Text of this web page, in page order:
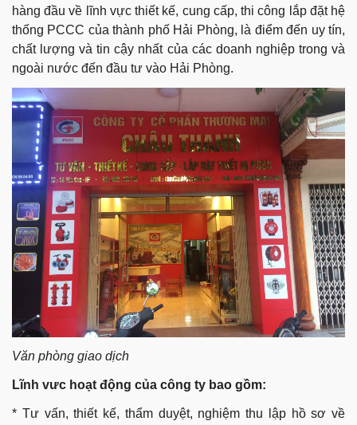
hàng đầu về lĩnh vực thiết kế, cung cấp, thi công lắp đặt hệ
thống PCCC của thành phố Hải Phòng, là điểm đến uy tín,
chất lượng và tin cậy nhất của các doanh nghiệp trong và
ngoài nước đến đầu tư vào Hải Phòng.
Văn phòng giao dịch
Lĩnh vưc hoạt động của công ty bao gồm:
* Tư vấn, thiết kế, thẩm duyệt, nghiệm thu lập hồ sơ về